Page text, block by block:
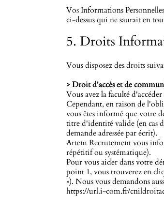
Vos Informations
ci-dessus qui ne saurait en
5. Droits
Vous disposez des droits
> Droit d'accès et de
Vous avez la faculté
Cependant, en raison de
vous êtes informé que votre
titre d'identité valide (en cas
demande adressée par écrit).
Artem Recrutement vous
répétitif ou systématique).
Pour vous aider dans votre
point 1, vous trouverez en
»). Nous vous demandons
https://url.i-com.fr/